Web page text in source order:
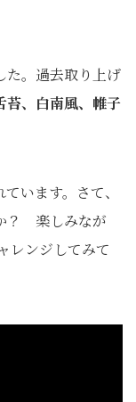
た。過去取り上げ
苔、白南風、帷子
います。さて、
？ 楽しみなが
レンジしてみて